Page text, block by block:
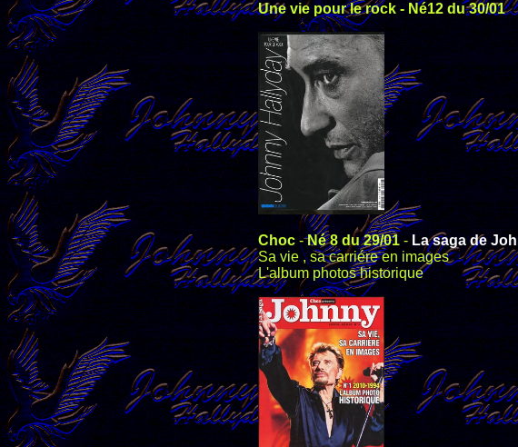
Une vie pour le rock-Né12 du 30/01
Choc-Né 8 du 29/01-La saga de
Sa vie , sa carriére en images
L'album photos historique